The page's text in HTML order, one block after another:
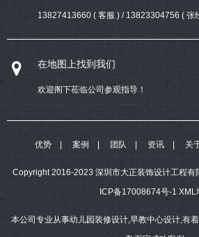
13827413660 ( 客服 ) / 13823304756 ( 张
在地图上找到我们
欢迎阁下莅临公司参观指导！
优势 案例 团队 资讯 关
Copyright 2016-2023 深圳市大正装饰设计工程有
ICP备17008674号-1 XML
本公司专业从事幼儿园装修设计,早教中心设计,有